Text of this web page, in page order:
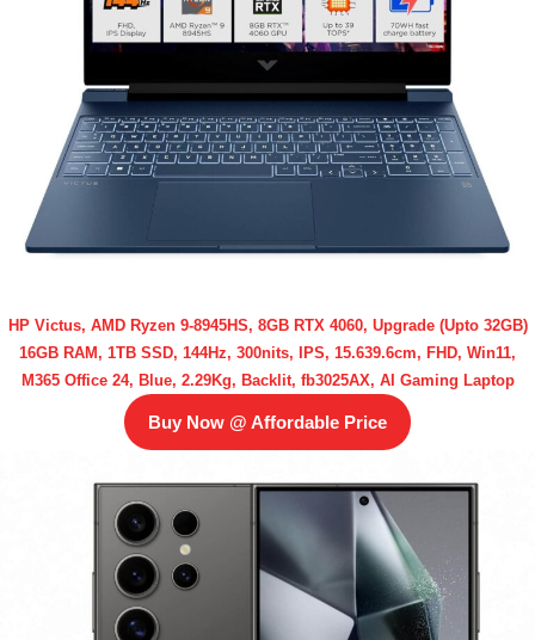
HP Victus, AMD Ryzen 9-8945HS, 8GB RTX 4060, Upgrade (Upto 32GB)
16GB RAM, 1TB SSD, 144Hz, 300nits, IPS, 15.639.6cm, FHD, Win11,
M365 Office 24, Blue, 2.29Kg, Backlit, fb3025AX, AI Gaming Laptop
Buy Now @ Affordable Price